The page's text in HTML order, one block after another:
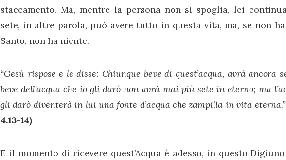
staccamento. Ma, mentre la persona non si spoglia, lei
sete, in altre parola, può avere tutto in questa vita, ma, se non
Santo, non ha niente.
“Gesù rispose e le disse: Chiunque beve di quest’acqua, avrà ancora
beve dell’acqua che io gli darò non avrà mai più sete in eterno; ma
gli darò diventerà in lui una fonte d’acqua che zampilla in vita eterna.”
4.13-14)
E il momento di ricevere quest’Acqua è adesso, in questo